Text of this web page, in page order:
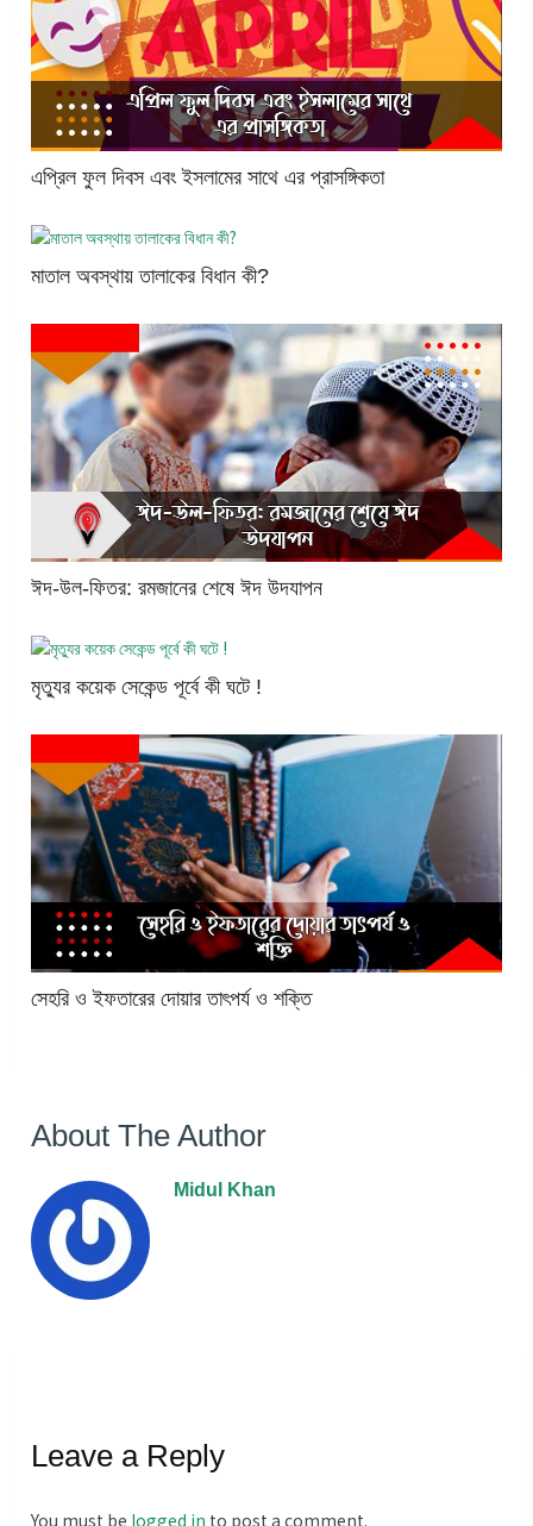
এপ্রিল ফুল দিবস এবং ইসলামের সাথে এর প্রাসঙ্গিকতা
মাতাল অবস্থায় তালাকের বিধান কী?
ঈদ-উল-ফিতর: রমজানের শেষে ঈদ উদযাপন
মৃত্যুর কয়েক সেকেন্ড পূর্বে কী ঘটে !
সেহরি ও ইফতারের দোয়ার তাৎপর্য ও শক্তি
About The Author
Midul Khan
Leave a Reply
You must be logged in to post a comment.